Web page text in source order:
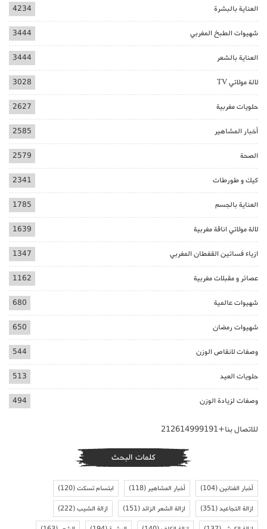
العناية بالبشرة 4234
شهيوات الطبخ المغربي 3444
العناية بالشعر 3444
لالة مولاتي TV 3028
حلويات مغربية 2627
أخبار المشاهير 2585
الصحة 2579
كيك و طورطات 2341
العناية بالجسم 1785
لالة مولاتي اناقة مغربية 1639
ازياء فساتين القفطان المغربي 1347
عصائر و مقبلات مغربية 1162
شهيوات عالمية 680
شهيوات رمضان 650
وصفات لانقاص الوزن 544
حلويات العيد 513
وصفات لزيادة الوزن 494
للاتصال بنا+212614999191
كلمات البحث
أخبار الفنانين(104) أخبار المشاهير(118) ابتسام تسكت(120)
ازالة التجاعيد(351) ازالة الشعر الزائد(151) ازالة الشيب(222)